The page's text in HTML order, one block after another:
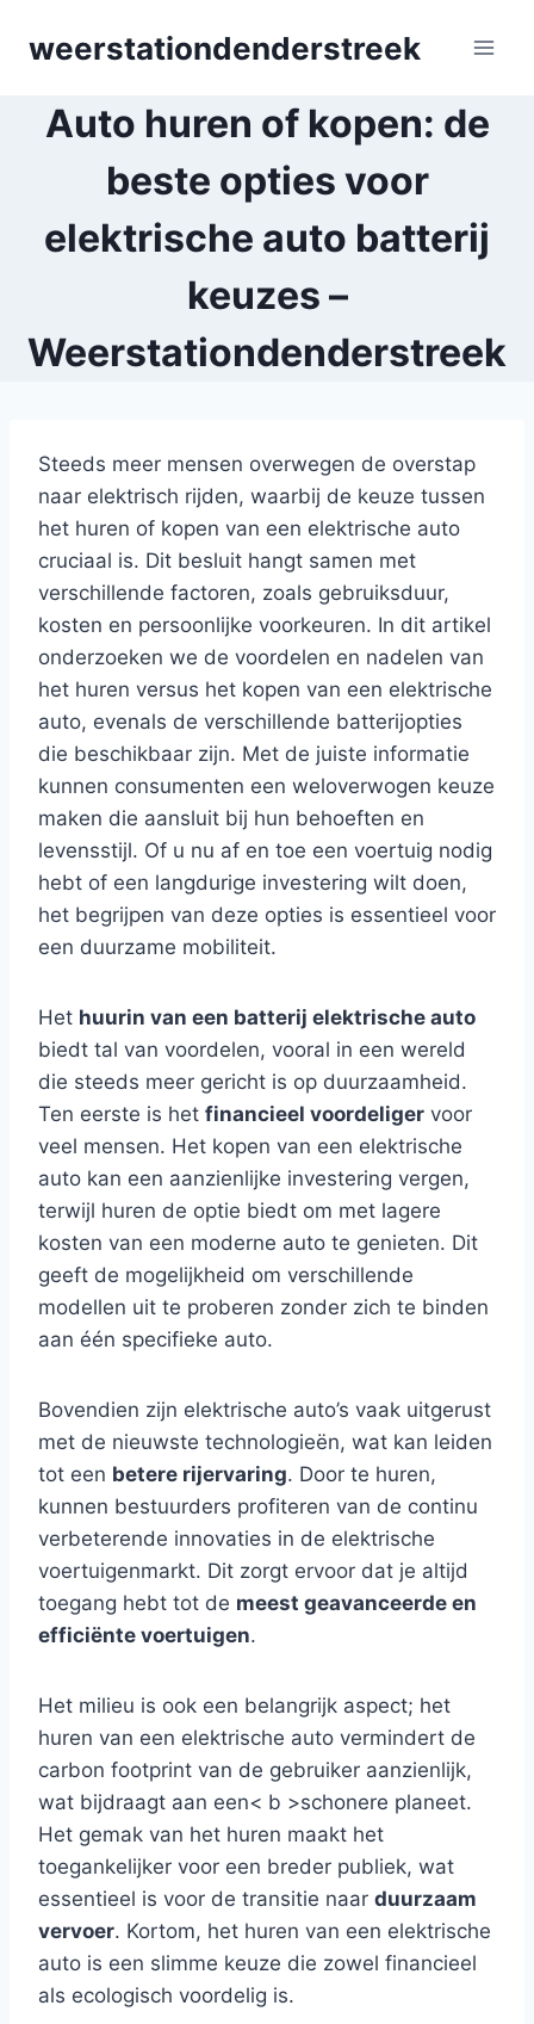
weerstationdenderstreek
Auto huren of kopen: de
beste opties voor
elektrische auto batterij
keuzes –
Weerstationdenderstreek
Steeds meer mensen overwegen de overstap
naar elektrisch rijden, waarbij de keuze tussen
het huren of kopen van een elektrische auto
cruciaal is. Dit besluit hangt samen met
verschillende factoren, zoals gebruiksduur,
kosten en persoonlijke voorkeuren. In dit artikel
onderzoeken we de voordelen en nadelen van
het huren versus het kopen van een elektrische
auto, evenals de verschillende batterijopties
die beschikbaar zijn. Met de juiste informatie
kunnen consumenten een weloverwogen keuze
maken die aansluit bij hun behoeften en
levensstijl. Of u nu af en toe een voertuig nodig
hebt of een langdurige investering wilt doen,
het begrijpen van deze opties is essentieel voor
een duurzame mobiliteit.
Het huurin van een batterij elektrische auto
biedt tal van voordelen, vooral in een wereld
die steeds meer gericht is op duurzaamheid.
Ten eerste is het financieel voordeliger voor
veel mensen. Het kopen van een elektrische
auto kan een aanzienlijke investering vergen,
terwijl huren de optie biedt om met lagere
kosten van een moderne auto te genieten. Dit
geeft de mogelijkheid om verschillende
modellen uit te proberen zonder zich te binden
aan één specifieke auto.
Bovendien zijn elektrische auto’s vaak uitgerust
met de nieuwste technologieën, wat kan leiden
tot een betere rijervaring. Door te huren,
kunnen bestuurders profiteren van de continu
verbeterende innovaties in de elektrische
voertuigenmarkt. Dit zorgt ervoor dat je altijd
toegang hebt tot de meest geavanceerde en
efficiënte voertuigen.
Het milieu is ook een belangrijk aspect; het
huren van een elektrische auto vermindert de
carbon footprint van de gebruiker aanzienlijk,
wat bijdraagt aan een< b >schonere planeet.
Het gemak van het huren maakt het
toegankelijker voor een breder publiek, wat
essentieel is voor de transitie naar duurzaam
vervoer. Kortom, het huren van een elektrische
auto is een slimme keuze die zowel financieel
als ecologisch voordelig is.